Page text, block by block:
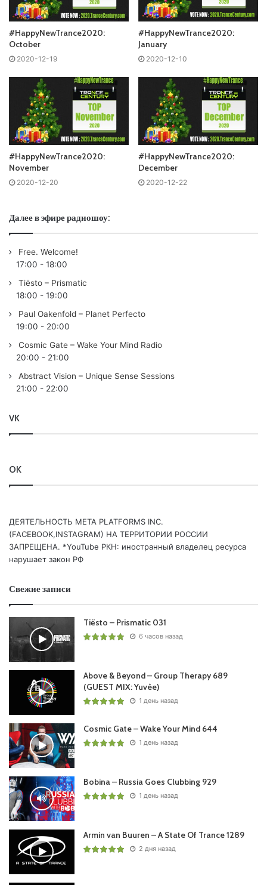
#HappyNewTrance2020:
October
2020-12-19
#HappyNewTrance2020:
January
2020-12-10
#HappyNewTrance2020:
November
2020-12-20
#HappyNewTrance2020:
December
2020-12-22
Далее в эфире радиошоу:
Free. Welcome!
17:00 - 18:00
Tiësto – Prismatic
18:00 - 19:00
Paul Oakenfold – Planet Perfecto
19:00 - 20:00
Cosmic Gate – Wake Your Mind Radio
20:00 - 21:00
Abstract Vision – Unique Sense Sessions
21:00 - 22:00
VK
OK
ДЕЯТЕЛЬНОСТЬ МЕТА PLATFORMS INC.
(FACEBOOK,INSTAGRAM) НА ТЕРРИТОРИИ РОССИИ
ЗАПРЕЩЕНА. *YouTube РКН: иностранный владелец ресурса
нарушает закон РФ
Свежие записи
Tiësto – Prismatic 031
6 часов назад
Above & Beyond – Group Therapy 689
(GUEST MIX: Yuvèe)
1 день назад
Cosmic Gate – Wake Your Mind 644
1 день назад
Bobina – Russia Goes Clubbing 929
1 день назад
Armin van Buuren – A State Of Trance 1289
2 дня назад